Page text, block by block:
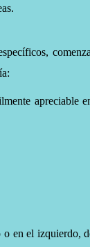
apreciable
en el izquierdo,